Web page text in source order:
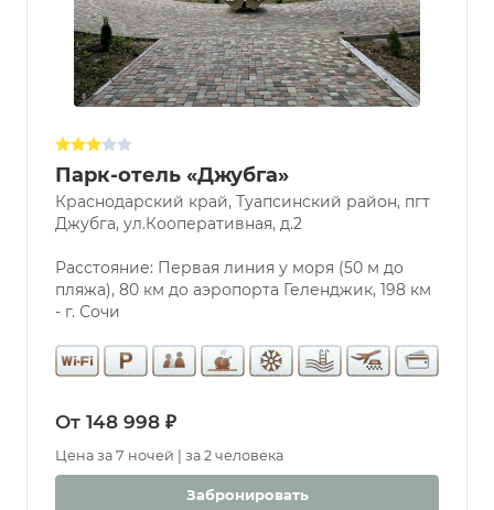
Парк-отель «Джубга»
Краснодарский край, Туапсинский район, пгт
Джубга, ул.Кооперативная, д.2
Расстояние: Первая линия у моря (50 м до
пляжа), 80 км до аэропорта Геленджик, 198 км
- г. Сочи
От 148 998 ₽
Цена за 7 ночей | за 2 человека
Забронировать